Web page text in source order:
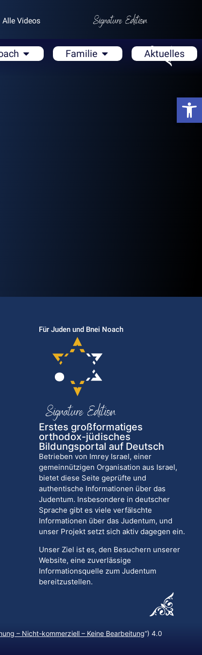
Alle Videos
Familie Aktuelles
Für Juden und Bnei Noach
Erstes großformatiges
orthodox-jüdisches
Bildungsportal auf Deutsch
Betrieben von Imrey Israel, einer
gemeinnützigen Organisation aus Israel,
bietet diese Seite geprüfte und
authentische Informationen über das
Judentum. Insbesondere in deutscher
Sprache gibt es viele verfälschte
Informationen über das Judentum, und
unser Projekt setzt sich aktiv dagegen ein.
Unser Ziel ist es, den Besuchern unserer
Website, eine zuverlässige
Informationsquelle zum Judentum
bereitzustellen.
– Nicht-kommerziell – Keine Bearbeitung“) 4.0